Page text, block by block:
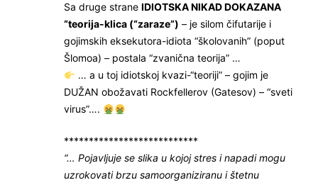
Sa druge strane IDIOTSKA NIKAD DOKAZANA
“teorija-klica (“zaraze”) – je silom čifutarije i
gojimskih eksekutora-idiota “školovanih” (poput
Šlomoa) – postala “zvanična teorija” …
… a u toj idiotskoj kvazi-“teoriji” – gojim je
DUŽAN obožavati Rockfellerov (Gatesov) – “sveti
virus”….
***************************
“… Pojavljuje se slika u kojoj stres i napadi mogu
uzrokovati brzu samoorganiziranu i štetnu